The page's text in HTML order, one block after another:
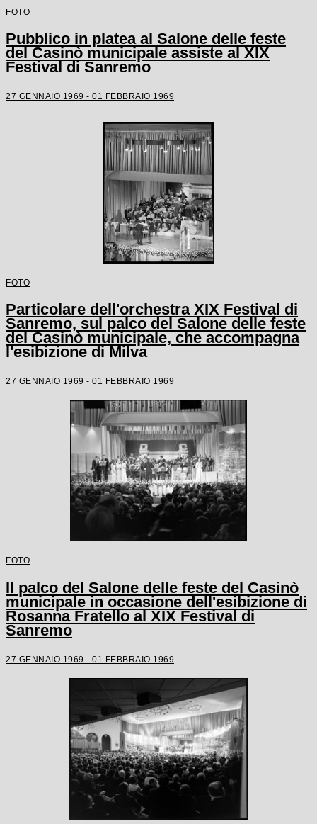
FOTO
Pubblico in platea al Salone delle feste
del Casinò municipale assiste al XIX
Festival di Sanremo
27 GENNAIO 1969 - 01 FEBBRAIO 1969
FOTO
Particolare dell'orchestra XIX Festival di
Sanremo, sul palco del Salone delle feste
del Casinò municipale, che accompagna
l'esibizione di Milva
27 GENNAIO 1969 - 01 FEBBRAIO 1969
FOTO
Il palco del Salone delle feste del Casinò
municipale in occasione dell'esibizione di
Rosanna Fratello al XIX Festival di
Sanremo
27 GENNAIO 1969 - 01 FEBBRAIO 1969